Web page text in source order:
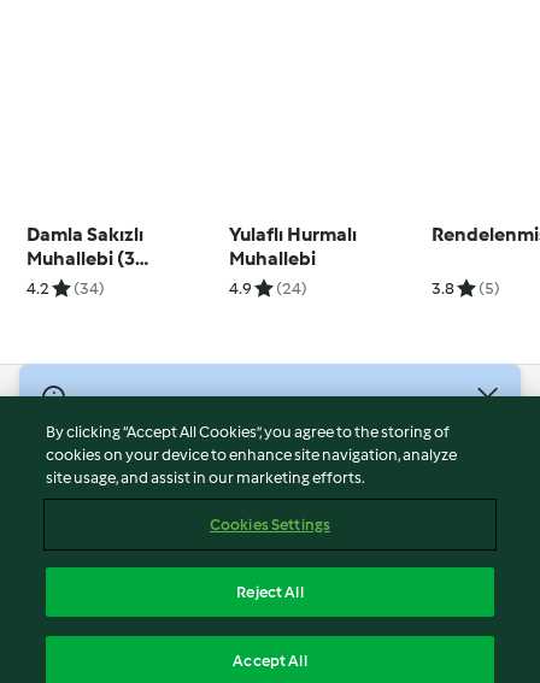
Damla Sakızlı
Muhallebi (3
porsiyon)
4.2 (34)
Yulaflı Hurmalı
Muhallebi
4.9 (24) 3.8 (5)
Hizmet Koşulları
Gizlilik Politikası
Firma Bilgileri
İçeriği bildir
By clicking “Accept All Cookies”, you agree to the storing of
cookies on your device to enhance site navigation, analyze
site usage, and assist in our marketing efforts.
Cookies Settings
Reject All
Accept All